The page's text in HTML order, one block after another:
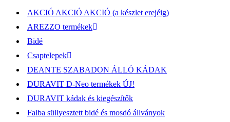
AKCIÓ AKCIÓ AKCIÓ (a készlet erejéig)
AREZZO termékek
Bidé
Csaptelepek
DEANTE SZABADON ÁLLÓ KÁDAK
DURAVIT D-Neo termékek ÚJ!
DURAVIT kádak és kiegészítők
Falba süllyesztett bidé és mosdó állványok